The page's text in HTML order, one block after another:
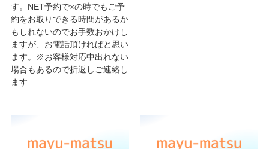
す。NET予約で×の時でもご予
約をお取りできる時間があるか
もしれないのでお手数おかけし
ますが、お電話頂ければと思い
ます。※お客様対応中出れない
場合もあるので折返しご連絡し
ます